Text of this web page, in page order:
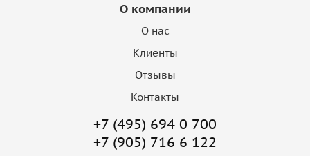
О компании
О нас
Клиенты
Отзывы
Контакты
+7 (495) 694 0 700
+7 (905) 716 6 122